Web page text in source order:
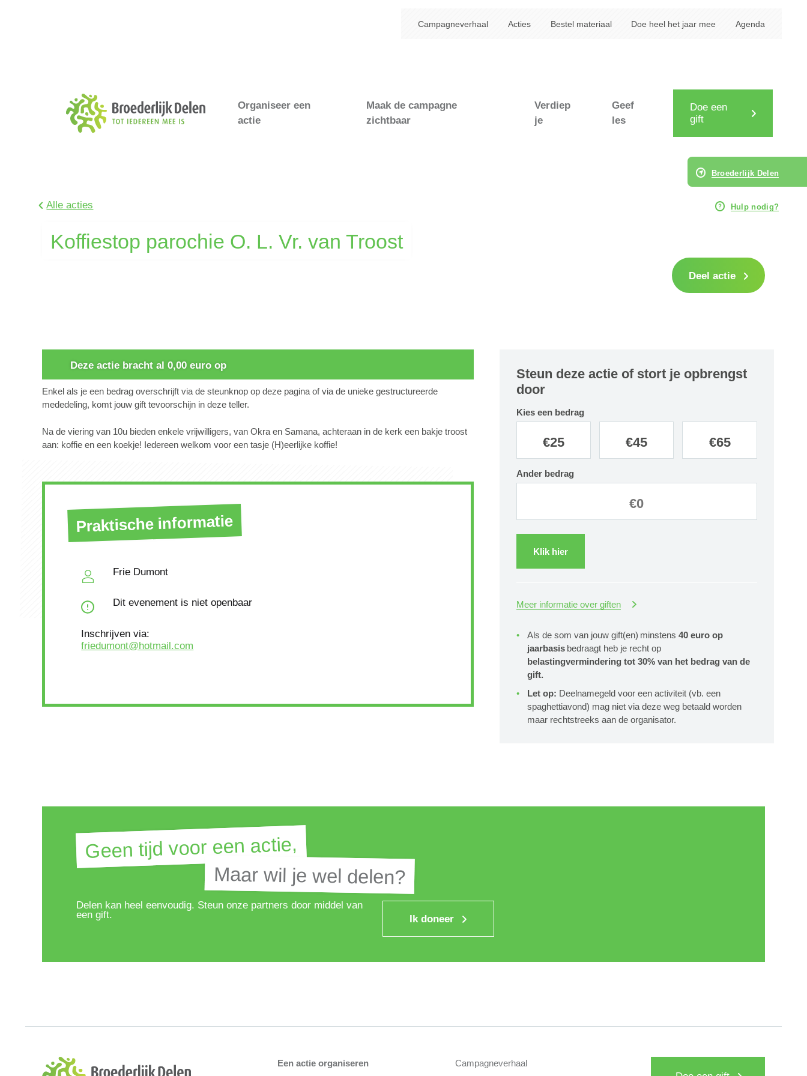
Campagneverhaal Acties Bestel materiaal Doe heel het jaar mee Agenda
Organiseer een
actie
Maak de campagne
zichtbaar
Verdiep
je
Geef
les
Doe een
gift
Alle acties
Koffiestop parochie O. L. Vr. van Troost
Broederlijk Delen
Hulp nodig?
Deel actie
Deze actie bracht al 0,00 euro op
Enkel als je een bedrag overschrijft via de steunknop op deze pagina of via de unieke gestructureerde
mededeling, komt jouw gift tevoorschijn in deze teller.
Na de viering van 10u bieden enkele vrijwilligers, van Okra en Samana, achteraan in de kerk een bakje troost
aan: koffie en een koekje! Iedereen welkom voor een tasje (H)eerlijke koffie!
Praktische informatie
Frie Dumont
Dit evenement is niet openbaar
Inschrijven via:
friedumont@hotmail.com
Steun deze actie of stort je opbrengst
door
Kies een bedrag
€25 €45 €65
Ander bedrag
Klik hier
Meer informatie over giften
Als de som van jouw gift(en) minstens40 euro op
jaarbasis bedraagt heb je recht op
belastingvermindering tot 30% van het bedrag van de
gift.
Let op: Deelnamegeld voor een activiteit (vb. een
spaghettiavond) mag niet via deze weg betaald worden
maar rechtstreeks aan de organisator.
Geen tijd voor een actie,
Geen tijd voor een actie,
Maar wil je wel delen?
Maar wil je wel delen?
Delen kan heel eenvoudig. Steun onze partners door middel van
een gift.
Ik doneer
Een actie organiseren Campagneverhaal